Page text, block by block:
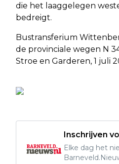
die het laaggelegen
bedreigt.
Bustransferium
de provinciale wegen N
Stroe en Garderen, 1 juli
Inschrijven
Elke dag het